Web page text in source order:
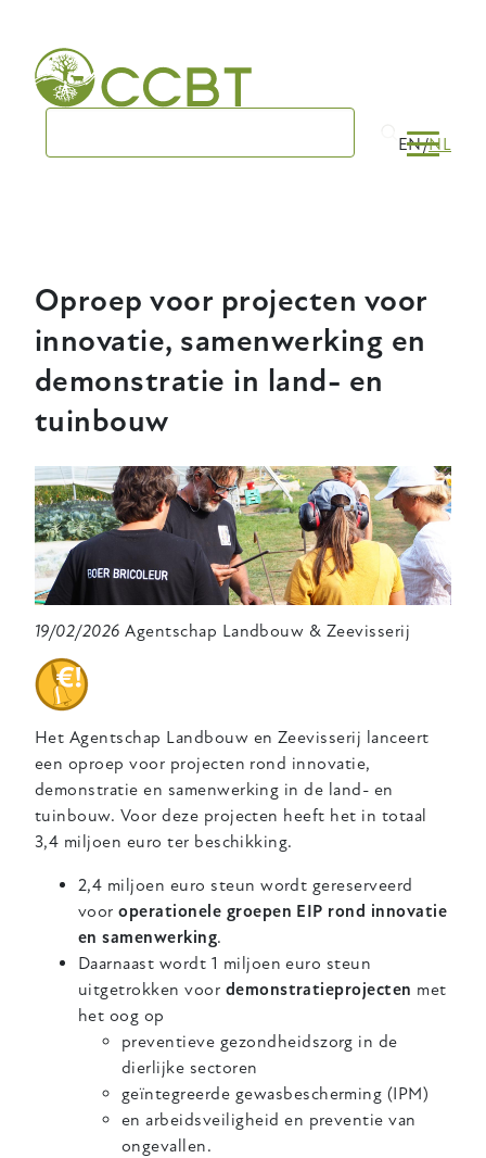
main
navigation
EN NL
Oproep voor projecten voor
innovatie, samenwerking en
demonstratie in land- en
tuinbouw
19/02/2026 Agentschap Landbouw & Zeevisserij
Het Agentschap Landbouw en Zeevisserij lanceert
een oproep voor projecten rond innovatie,
demonstratie en samenwerking in de land- en
tuinbouw. Voor deze projecten heeft het in totaal
3,4 miljoen euro ter beschikking.
2,4 miljoen euro steun wordt gereserveerd
vooroperationele groepen EIP rond innovatie
en samenwerking.
Daarnaast wordt 1 miljoen euro steun
uitgetrokken voor demonstratieprojecten met
het oog op
preventieve gezondheidszorg in de
dierlijke sectoren
geïntegreerde gewasbescherming (IPM)
en arbeidsveiligheid en preventie van
ongevallen.